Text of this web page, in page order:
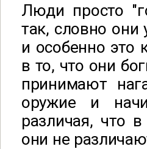
Люди просто
так, словно они
и особенно это
в то, что они
принимают
оружие и
различая, что
они не